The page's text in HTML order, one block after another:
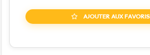
AJOUTER AUX FAVORIS